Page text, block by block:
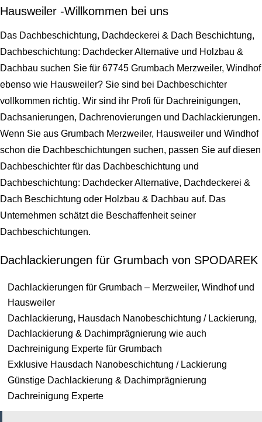
Hausweiler -Willkommen bei uns
Das Dachbeschichtung, Dachdeckerei & Dach Beschichtung,
Dachbeschichtung: Dachdecker Alternative und Holzbau &
Dachbau suchen Sie für 67745 Grumbach Merzweiler, Windhof
ebenso wie Hausweiler? Sie sind bei Dachbeschichter
vollkommen richtig. Wir sind ihr Profi für Dachreinigungen,
Dachsanierungen, Dachrenovierungen und Dachlackierungen.
Wenn Sie aus Grumbach Merzweiler, Hausweiler und Windhof
schon die Dachbeschichtungen suchen, passen Sie auf diesen
Dachbeschichter für das Dachbeschichtung und
Dachbeschichtung: Dachdecker Alternative, Dachdeckerei &
Dach Beschichtung oder Holzbau & Dachbau auf. Das
Unternehmen schätzt die Beschaffenheit seiner
Dachbeschichtungen.
Dachlackierungen für Grumbach von SPODAREK
Dachlackierungen für Grumbach – Merzweiler, Windhof und
Hausweiler
Dachlackierung, Hausdach Nanobeschichtung / Lackierung,
Dachlackierung & Dachimprägnierung wie auch
Dachreinigung Experte für Grumbach
Exklusive Hausdach Nanobeschichtung / Lackierung
Günstige Dachlackierung & Dachimprägnierung
Dachreinigung Experte